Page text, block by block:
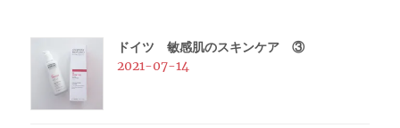
ドイツ 敏感肌のスキンケア ③
2021-07-14